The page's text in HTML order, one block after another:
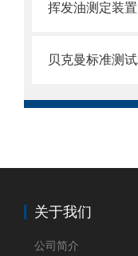
挥发油测定装
贝克曼标准测
关于我们
公司简介